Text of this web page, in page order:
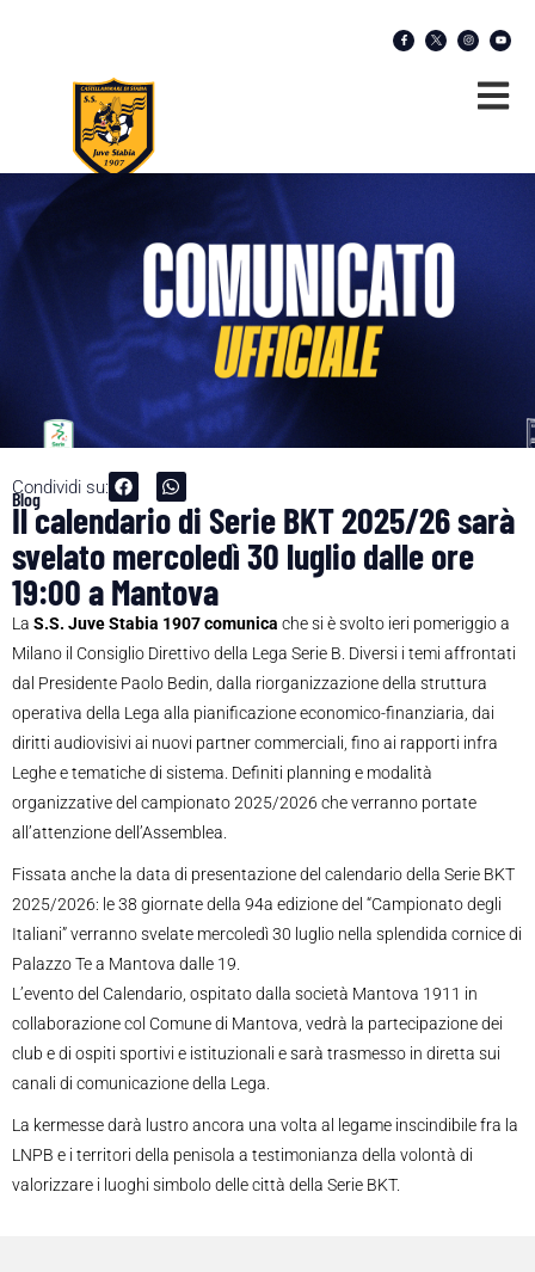
Condividi su:
Blog
Il calendario di Serie BKT 2025/26 sarà
svelato mercoledì 30 luglio dalle ore
19:00 a Mantova
La S.S. Juve Stabia 1907 comunica che si è svolto ieri pomeriggio a
Milano il Consiglio Direttivo della Lega Serie B. Diversi i temi affrontati
dal Presidente Paolo Bedin, dalla riorganizzazione della struttura
operativa della Lega alla pianificazione economico-finanziaria, dai
diritti audiovisivi ai nuovi partner commerciali, fino ai rapporti infra
Leghe e tematiche di sistema. Definiti planning e modalità
organizzative del campionato 2025/2026 che verranno portate
all’attenzione dell’Assemblea.
Fissata anche la data di presentazione del calendario della Serie BKT
2025/2026: le 38 giornate della 94a edizione del “Campionato degli
Italiani” verranno svelate mercoledì 30 luglio nella splendida cornice di
Palazzo Te a Mantova dalle 19.
L’evento del Calendario, ospitato dalla società Mantova 1911 in
collaborazione col Comune di Mantova, vedrà la partecipazione dei
club e di ospiti sportivi e istituzionali e sarà trasmesso in diretta sui
canali di comunicazione della Lega.
La kermesse darà lustro ancora una volta al legame inscindibile fra la
LNPB e i territori della penisola a testimonianza della volontà di
valorizzare i luoghi simbolo delle città della Serie BKT.